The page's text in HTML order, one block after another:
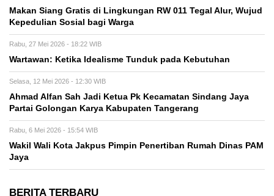
Makan Siang Gratis di Lingkungan RW 011 Tegal Alur, Wujud
Kepedulian Sosial bagi Warga
Rabu, 27 Mei 2026 - 18:22 WIB
Wartawan: Ketika Idealisme Tunduk pada Kebutuhan
Selasa, 12 Mei 2026 - 12:30 WIB
‎Ahmad Alfan Sah Jadi Ketua Pk Kecamatan Sindang Jaya
Partai Golongan Karya Kabupaten Tangerang
Rabu, 6 Mei 2026 - 15:54 WIB
Wakil Wali Kota Jakpus Pimpin Penertiban Rumah Dinas PAM
Jaya
BERITA TERBARU